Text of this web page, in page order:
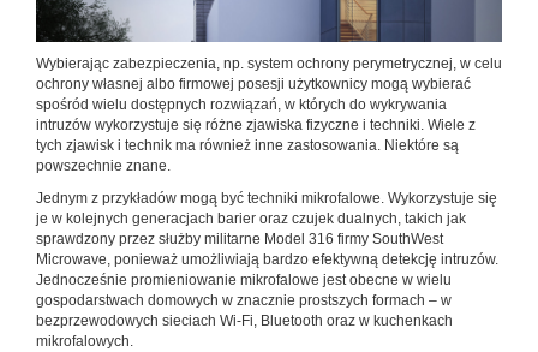
Wybierając zabezpieczenia, np. system ochrony perymetrycznej, w celu
ochrony własnej albo firmowej posesji użytkownicy mogą wybierać
spośród wielu dostępnych rozwiązań, w których do wykrywania
intruzów wykorzystuje się różne zjawiska fizyczne i techniki. Wiele z
tych zjawisk i technik ma również inne zastosowania. Niektóre są
powszechnie znane.
Jednym z przykładów mogą być techniki mikrofalowe. Wykorzystuje się
je w kolejnych generacjach barier oraz czujek dualnych, takich jak
sprawdzony przez służby militarne Model 316 firmy SouthWest
Microwave, ponieważ umożliwiają bardzo efektywną detekcję intruzów.
Jednocześnie promieniowanie mikrofalowe jest obecne w wielu
gospodarstwach domowych w znacznie prostszych formach – w
bezprzewodowych sieciach Wi-Fi, Bluetooth oraz w kuchenkach
mikrofalowych.